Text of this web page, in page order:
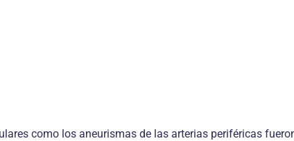
como los aneurismas de las arterias periféricas